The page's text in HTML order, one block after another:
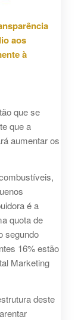
aos
à
que se
que a
aumentar os
é a
quota de
segundo
16% estão
Marketing
deste